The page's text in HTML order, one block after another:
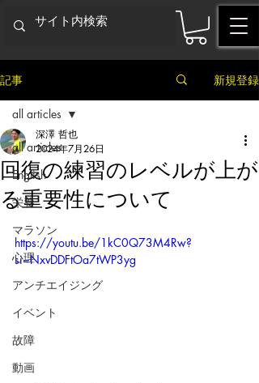
記事 新規登録
all articles
English
栄養
マラソン
心理
アンチエイジング
イベント
故障
動画
all articles
回復の練習のレベルが上が
る重要性について
深澤 哲也
2024年7月26日
https://youtu.be/1kC0Q73M4Rw?
si=NxvDDFtOa7tWP3yg